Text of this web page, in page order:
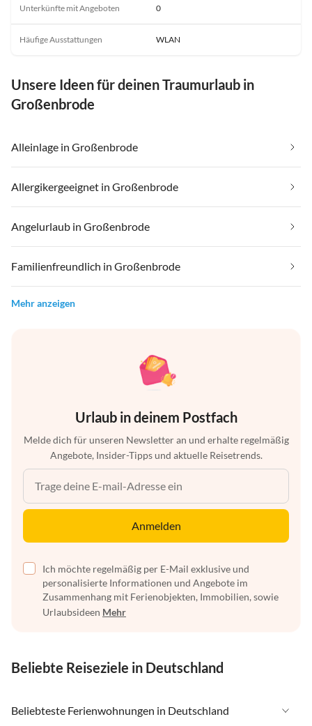
Unterkünfte mit Angeboten 0
Häufige Ausstattungen WLAN
Unsere Ideen für deinen Traumurlaub in
Großenbrode
Alleinlage in Großenbrode
Allergikergeeignet in Großenbrode
Angelurlaub in Großenbrode
Familienfreundlich in Großenbrode
Mehr anzeigen
Urlaub in deinem Postfach
Melde dich für unseren Newsletter an und erhalte regelmäßig
Angebote, Insider-Tipps und aktuelle Reisetrends.
Anmelden
Ich möchte regelmäßig per E-Mail exklusive und
personalisierte Informationen und Angebote im
Zusammenhang mit Ferienobjekten, Immobilien, sowie
Urlaubsideen Mehr
Beliebte Reiseziele in Deutschland
Beliebteste Ferienwohnungen in Deutschland